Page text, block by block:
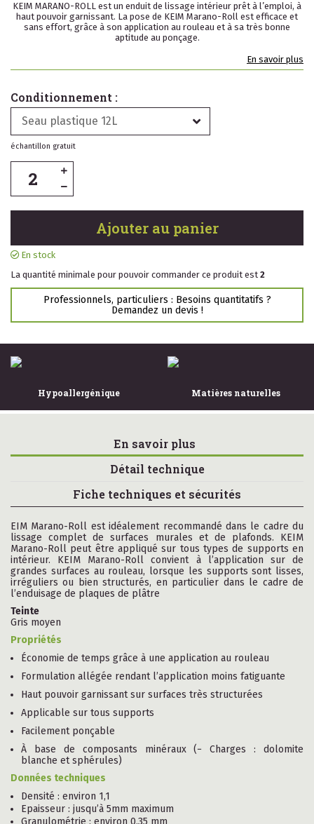
KEIM MARANO-ROLL est un enduit de lissage intérieur prêt à l’emploi, à
haut pouvoir garnissant. La pose de KEIM Marano-Roll est efficace et
sans effort, grâce à son application au rouleau et à sa très bonne
aptitude au ponçage.
En savoir plus
Conditionnement :
Seau plastique 12L
échantillon gratuit
Ajouter au panier
En stock
La quantité minimale pour pouvoir commander ce produit est 2
Professionnels, particuliers : Besoins quantitatifs ?
Demandez un devis !
Hypoallergénique Matières naturelles
En savoir plus
Détail technique
Fiche techniques et sécurités
EIM Marano-Roll est idéalement recommandé dans le cadre du
lissage complet de surfaces murales et de plafonds. KEIM
Marano-Roll peut être appliqué sur tous types de supports en
intérieur. KEIM Marano-Roll convient à l’application sur de
grandes surfaces au rouleau, lorsque les supports sont lisses,
irréguliers ou bien structurés, en particulier dans le cadre de
l’enduisage de plaques de plâtre
Teinte
Gris moyen
Propriétés
Économie de temps grâce à une application au rouleau
Formulation allégée rendant l’application moins fatiguante
Haut pouvoir garnissant sur surfaces très structurées
Applicable sur tous supports
Facilement ponçable
À base de composants minéraux (− Charges : dolomite
blanche et sphérules)
Données techniques
Densité : environ 1,1
Epaisseur : jusqu’à 5mm maximum
Granulométrie : environ 0,35 mm